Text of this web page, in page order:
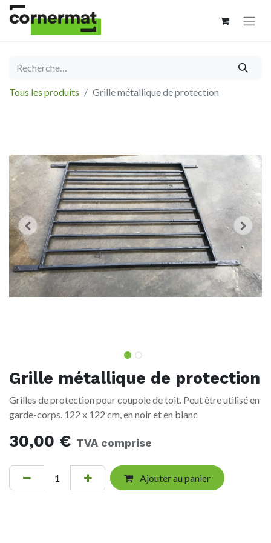
Tous les produits Grille métallique de protection
Grille métallique de protection
Grilles de protection pour coupole de toit. Peut être utilisé en
garde-corps. 122 x 122 cm, en noir et en blanc
30,00 € TVA comprise
Ajouter au panier